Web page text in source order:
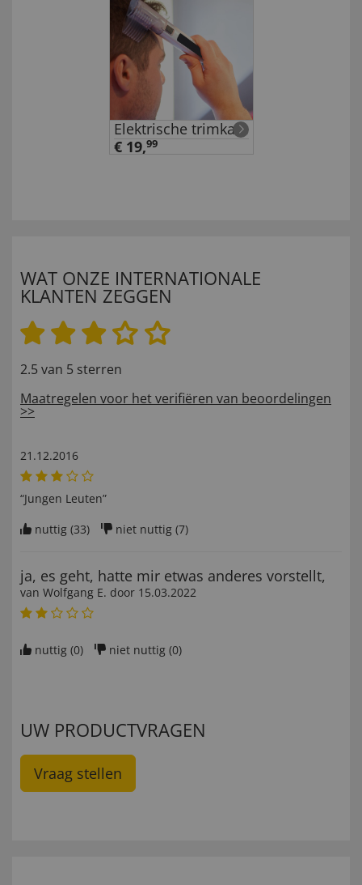
Elektrische trimkam
€ 19,99
WAT ONZE INTERNATIONALE
KLANTEN ZEGGEN
2.5 van 5 sterren
Maatregelen voor het verifiëren van beoordelingen
>>
21.12.2016
“Jungen Leuten”
nuttig (33) niet nuttig (7)
ja, es geht, hatte mir etwas anderes vorstellt,
van Wolfgang E. door 15.03.2022
nuttig (0) niet nuttig (0)
UW PRODUCTVRAGEN
Vraag stellen